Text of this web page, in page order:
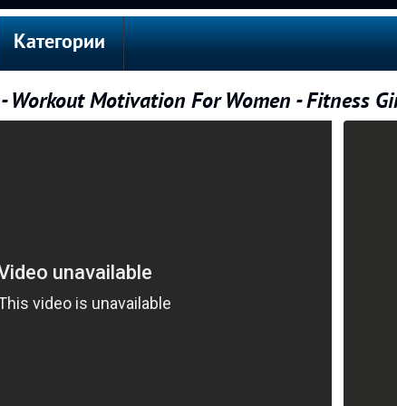
Категории
Motivation For Women - Fitness